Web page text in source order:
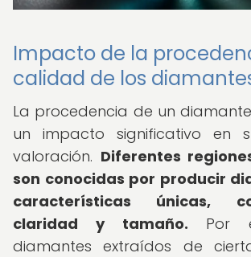
Impacto de la
calidad de los
La procedencia de un
un impacto significativo en
valoración. Diferentes
son conocidas por producir
características únicas,
claridad y tamaño. Por
diamantes extraídos de